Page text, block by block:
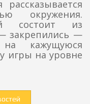
окружения.
состоит из
закрепились —
на кажущуюся
игры на уровне